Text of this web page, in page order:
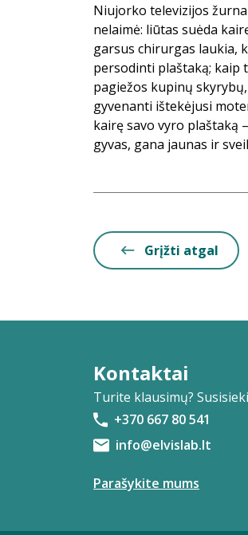
Niujorko televizijos
nelaimė: liūtas suėda
garsus chirurgas laukia,
persodinti plaštaką; kaip
pagiežos kupinų
gyvenanti ištekėjusi
kairę savo vyro plaštaką
gyvas, gana jaunas ir
Grįžti atgal
Kontaktai
Turite klausimų?
+370 667 80 541
info@elvislab.lt
Parašykite mums